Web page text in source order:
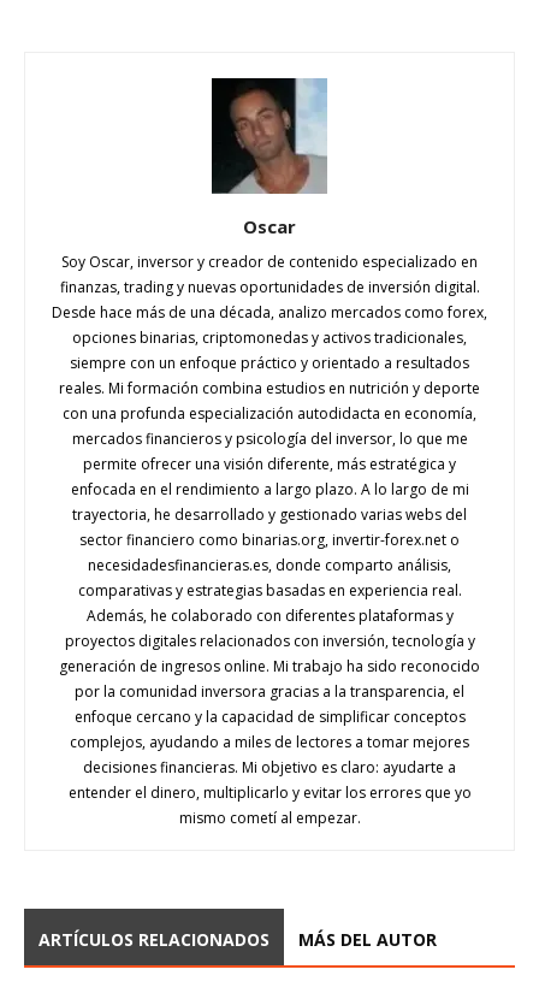
Oscar
Soy Oscar, inversor y creador de contenido especializado en
finanzas, trading y nuevas oportunidades de inversión digital.
Desde hace más de una década, analizo mercados como forex,
opciones binarias, criptomonedas y activos tradicionales,
siempre con un enfoque práctico y orientado a resultados
reales. Mi formación combina estudios en nutrición y deporte
con una profunda especialización autodidacta en economía,
mercados financieros y psicología del inversor, lo que me
permite ofrecer una visión diferente, más estratégica y
enfocada en el rendimiento a largo plazo. A lo largo de mi
trayectoria, he desarrollado y gestionado varias webs del
sector financiero como binarias.org, invertir-forex.net o
necesidadesfinancieras.es, donde comparto análisis,
comparativas y estrategias basadas en experiencia real.
Además, he colaborado con diferentes plataformas y
proyectos digitales relacionados con inversión, tecnología y
generación de ingresos online. Mi trabajo ha sido reconocido
por la comunidad inversora gracias a la transparencia, el
enfoque cercano y la capacidad de simplificar conceptos
complejos, ayudando a miles de lectores a tomar mejores
decisiones financieras. Mi objetivo es claro: ayudarte a
entender el dinero, multiplicarlo y evitar los errores que yo
mismo cometí al empezar.
ARTÍCULOS RELACIONADOS MÁS DEL AUTOR